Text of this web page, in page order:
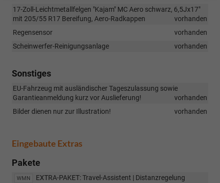
17-Zoll-Leichtmetallfelgen "Kajam" MC Aero schwarz, 6,5Jx17"
mit 205/55 R17 Bereifung, Aero-Radkappen
vorhanden
Regensensor
vorhanden
Scheinwerfer-Reinigungsanlage
vorhanden
Sonstiges
EU-Fahrzeug mit ausländischer Tageszulassung sowie
Garantieanmeldung kurz vor Auslieferung!
vorhanden
Bilder dienen nur zur Illustration!
vorhanden
Eingebaute Extras
Pakete
WMN
EXTRA-PAKET: Travel-Assistent | Distanzregelung